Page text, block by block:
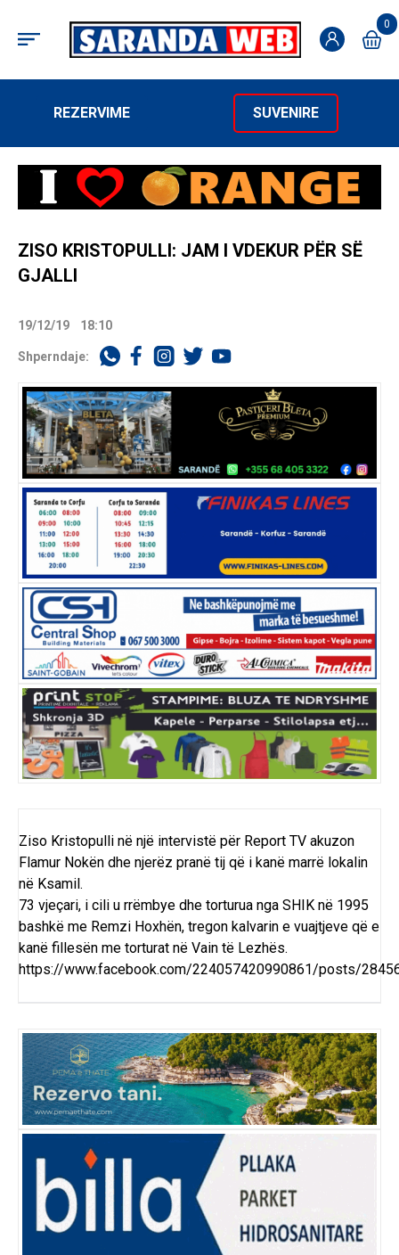
0
REZERVIME SUVENIRE
ZISO KRISTOPULLI: JAM I VDEKUR PËR SË
GJALLI
19/12/19 18:10
Shperndaje:
Ziso Kristopulli në një intervistë për Report TV akuzon
Flamur Nokën dhe njerëz pranë tij që i kanë marrë lokalin
në Ksamil.
73 vjeçari, i cili u rrëmbye dhe torturua nga SHIK në 1995
bashkë me Remzi Hoxhën, tregon kalvarin e vuajtjeve që e
kanë fillesën me torturat në Vain të Lezhës.
https://www.facebook.com/224057420990861/posts/